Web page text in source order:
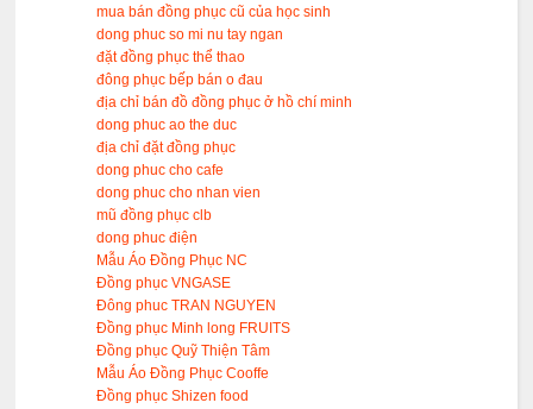
mua bán đồng phục cũ của học sinh
dong phuc so mi nu tay ngan
đặt đồng phục thể thao
đông phục bếp bán o đau
địa chỉ bán đồ đồng phục ở hồ chí minh
dong phuc ao the duc
địa chỉ đặt đồng phục
dong phuc cho cafe
dong phuc cho nhan vien
mũ đồng phục clb
dong phuc điện
Mẫu Áo Đồng Phục NC
Đồng phục VNGASE
Đông phuc TRAN NGUYEN
Đồng phục Minh long FRUITS
Đồng phục Quỹ Thiện Tâm
Mẫu Áo Đồng Phục Cooffe
Đồng phục Shizen food